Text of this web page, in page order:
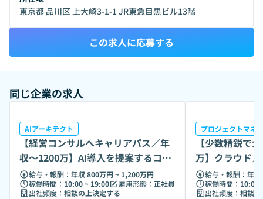
東京都 品川区 上大崎3-1-1 JR東急目黒ビル13階
この求人に応募する
同じ企業の求人
AIアーキテクト
【経営コンサルへキャリアパス／年
収〜1200万】AI導入を提案するコン
サル募集
給与・報酬： 年収 800万円 ~ 1,200万円
稼働時間： 10:00 ~ 19:00 雇用形態： 正社員
出社頻度： 相談の上決定する
プロジェクトマネ
【少数精鋭で
万】クラウド
PM募集
給与・報酬： 年
稼働時間： 10:00
出社頻度： 相談